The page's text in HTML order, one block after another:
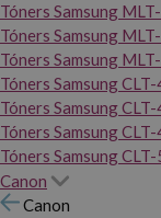
Tóners Samsung
Tóners Samsung
Tóners Samsung
Tóners Samsung
Tóners Samsung
Tóners Samsung
Tóners Samsung
Canon
Canon